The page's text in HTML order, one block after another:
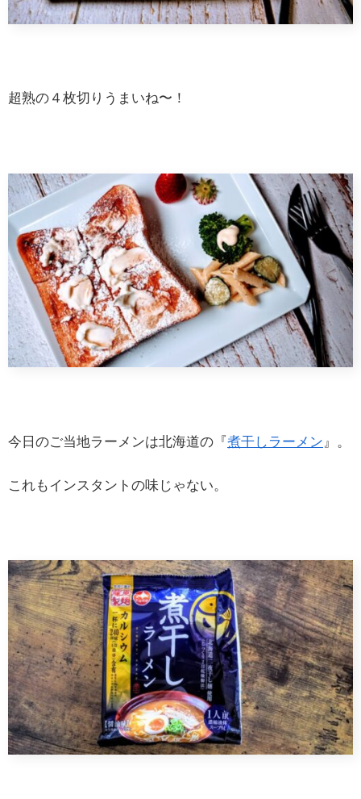
超熟の４枚切りうまいね〜！
今日のご当地ラーメンは北海道の『煮干しラーメン』。
これもインスタントの味じゃない。